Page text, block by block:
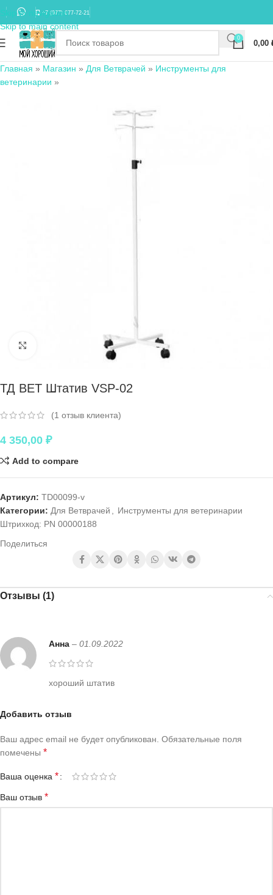
Skip to navigation
Skip to main content
+7 (977) 677-72-21
0
0,00
Главная » Магазин » Для Ветврачей » Инструменты для
ветеринарии »
Нажмите, чтобы увеличить
ТД ВЕТ Штатив VSP-02
(1 отзыв клиента)
4 350,00 ₽
Add to compare
Артикул: TD00099-v
Категории: Для Ветврачей , Инструменты для ветеринарии
Штрихкод: PN 00000188
Поделиться
Отзывы (1)
Анна – 01.09.2022
хороший штатив
Добавить отзыв
Ваш адрес email не будет опубликован. Обязательные поля
помечены *
Ваша оценка *
Ваш отзыв *